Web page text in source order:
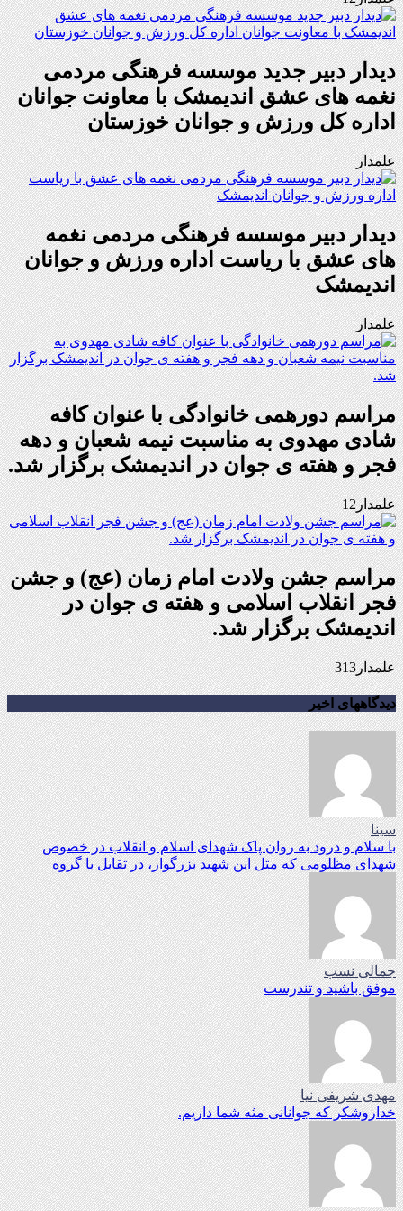
دیدار دبیر جدید موسسه فرهنگی مردمی
نغمه های عشق اندیمشک با معاونت جوانان
اداره کل ورزش و جوانان خوزستان
علمدار
دیدار دبیر موسسه فرهنگی مردمی نغمه
های عشق با ریاست اداره ورزش و جوانان
اندیمشک
علمدار
مراسم دورهمی خانوادگی با عنوان کافه
شادی مهدوی به مناسبت نیمه شعبان و دهه
فجر و هفته ی جوان در اندیمشک برگزار شد.
علمدار12
مراسم جشن ولادت امام زمان (عج) و جشن
فجر انقلاب اسلامی و هفته ی جوان در
اندیمشک برگزار شد.
علمدار313
دیدگاههای اخیر
سینا
با سلام و درود به روان پاک شهدای اسلام و انقلاب در خصوص
شهدای مظلومی که مثل این شهید بزرگوار، در تقابل با گروه
جمالی نسب
موفق باشید و تندرست
مهدی شریفی نیا
خداروشکر که جوانانی مثه شما داریم.